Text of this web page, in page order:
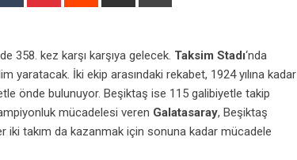
358. kez karşı karşıya gelecek. Taksim Stadı‘nda
İki ekip arasındaki rekabet, 1924 yılına kadar
önde bulunuyor. Beşiktaş ise 115 galibiyetle takip
mücadelesi veren Galatasaray, Beşiktaş
iki takım da kazanmak için sonuna kadar mücadele